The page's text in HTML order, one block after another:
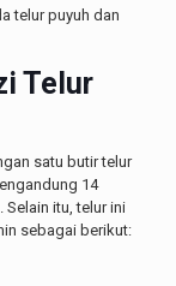
telur puyuh dan
Telur
satu butir telur
14
itu, telur ini
sebagai berikut: